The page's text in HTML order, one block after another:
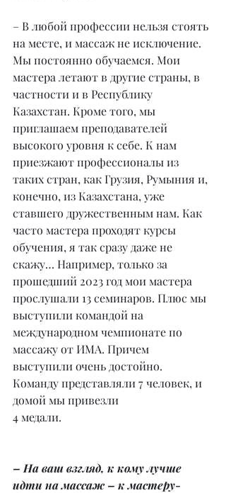
– В любой профессии нельзя стоять
на месте, и массаж не исключение.
Мы постоянно обучаемся. Мои
мастера летают в другие страны, в
частности и в Республику
Казахстан. Кроме того, мы
приглашаем преподавателей
высокого уровня к себе. К нам
приезжают профессионалы из
таких стран, как Грузия, Румыния и,
конечно, из Казахстана, уже
ставшего дружественным нам. Как
часто мастера проходят курсы
обучения, я так сразу даже не
скажу… Например, только за
прошедший 2023 год мои мастера
прослушали 13 семинаров. Плюс мы
выступили командой на
международном чемпионате по
массажу от ИМА. Причем
выступили очень достойно.
Команду представляли 7 человек, и
домой мы привезли
4 медали.
– На ваш взгляд, к кому лучше
идти на массаж – к мастеру-